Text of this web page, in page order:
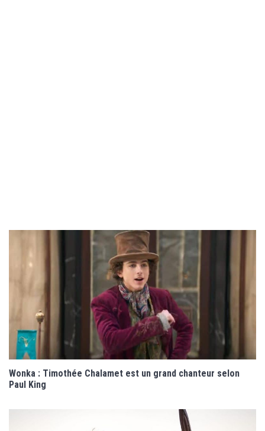
Wonka : Timothée Chalamet est un grand chanteur selon
Paul King